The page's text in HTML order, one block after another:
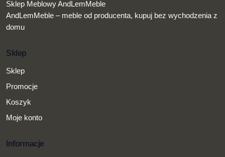
Sklep Meblowy AndLemMeble
AndLemMeble – meble od producenta, kupuj bez wychodzenia z
domu
Sklep
Sklep
Promocje
Koszyk
Moje konto
Informacje